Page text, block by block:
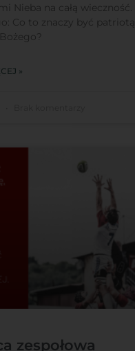
Nieba na całą wieczność.
Co to znaczy być patriotą
»
zespołowa